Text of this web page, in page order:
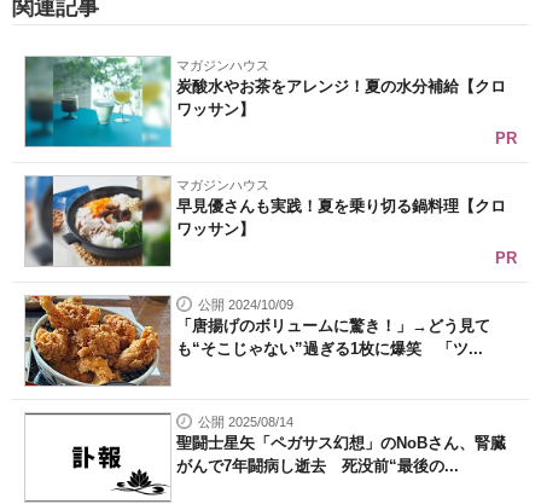
関連記事
マガジンハウス
炭酸水やお茶をアレンジ！夏の水分補給【クロ
ワッサン】
PR
マガジンハウス
早見優さんも実践！夏を乗り切る鍋料理【クロ
ワッサン】
PR
公開 2024/10/09
「唐揚げのボリュームに驚き！」→どう見て
も“そこじゃない”過ぎる1枚に爆笑 「ツ...
公開 2025/08/14
聖闘士星矢「ペガサス幻想」のNoBさん、腎臓
がんで7年闘病し逝去 死没前“最後の...